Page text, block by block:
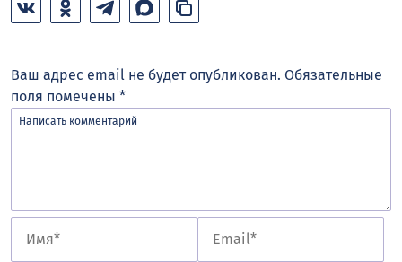
Ваш адрес email не будет опубликован. Обязательные
поля помечены *